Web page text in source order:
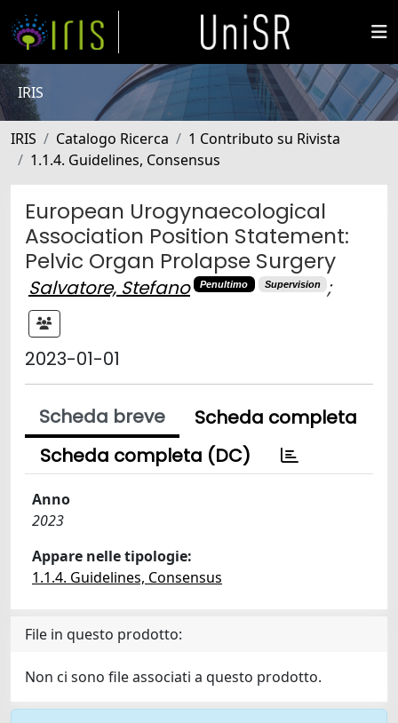
IRIS
IRIS Catalogo Ricerca
1 Contributo su Rivista
1.1.4. Guidelines, Consensus
European Urogynaecological
Association Position Statement:
Pelvic Organ Prolapse Surgery
Salvatore, Stefano Penultimo Supervision ;
2023-01-01
Scheda breve
Scheda completa
Scheda completa (DC)
Anno
2023
Appare nelle tipologie:
1.1.4. Guidelines, Consensus
File in questo prodotto:
Non ci sono file associati a questo prodotto.